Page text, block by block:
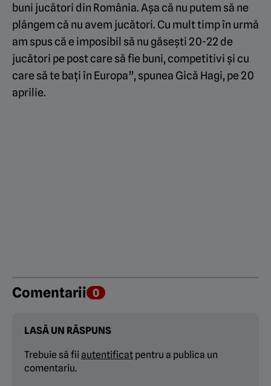
buni jucători din România. Așa că nu putem să ne
plângem că nu avem jucători. Cu mult timp în urmă
am spus că e imposibil să nu găsești 20-22 de
jucători pe post care să fie buni, competitivi și cu
care să te bați în Europa”, spunea Gică Hagi, pe 20
aprilie.
Comentarii 0
LASĂ UN RĂSPUNS
Trebuie să fii autentificat pentru a publica un
comentariu.